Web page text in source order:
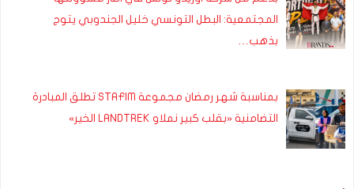
المجتمعية: البطل التونسي خليل الجندوبي يتوج
بذهب…
بمناسبة شهر رمضان مجموعة STAFIM تطلق المبادرة
التضامنية «بقلب كبير نملاو LANDTREK الخير»